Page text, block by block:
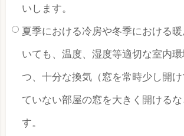
いします。
夏季における冷房や冬季における
いても、温度、湿度等適切な室内
つ、十分な換気（窓を常時少し開
ていない部屋の窓を大きく開ける
す。